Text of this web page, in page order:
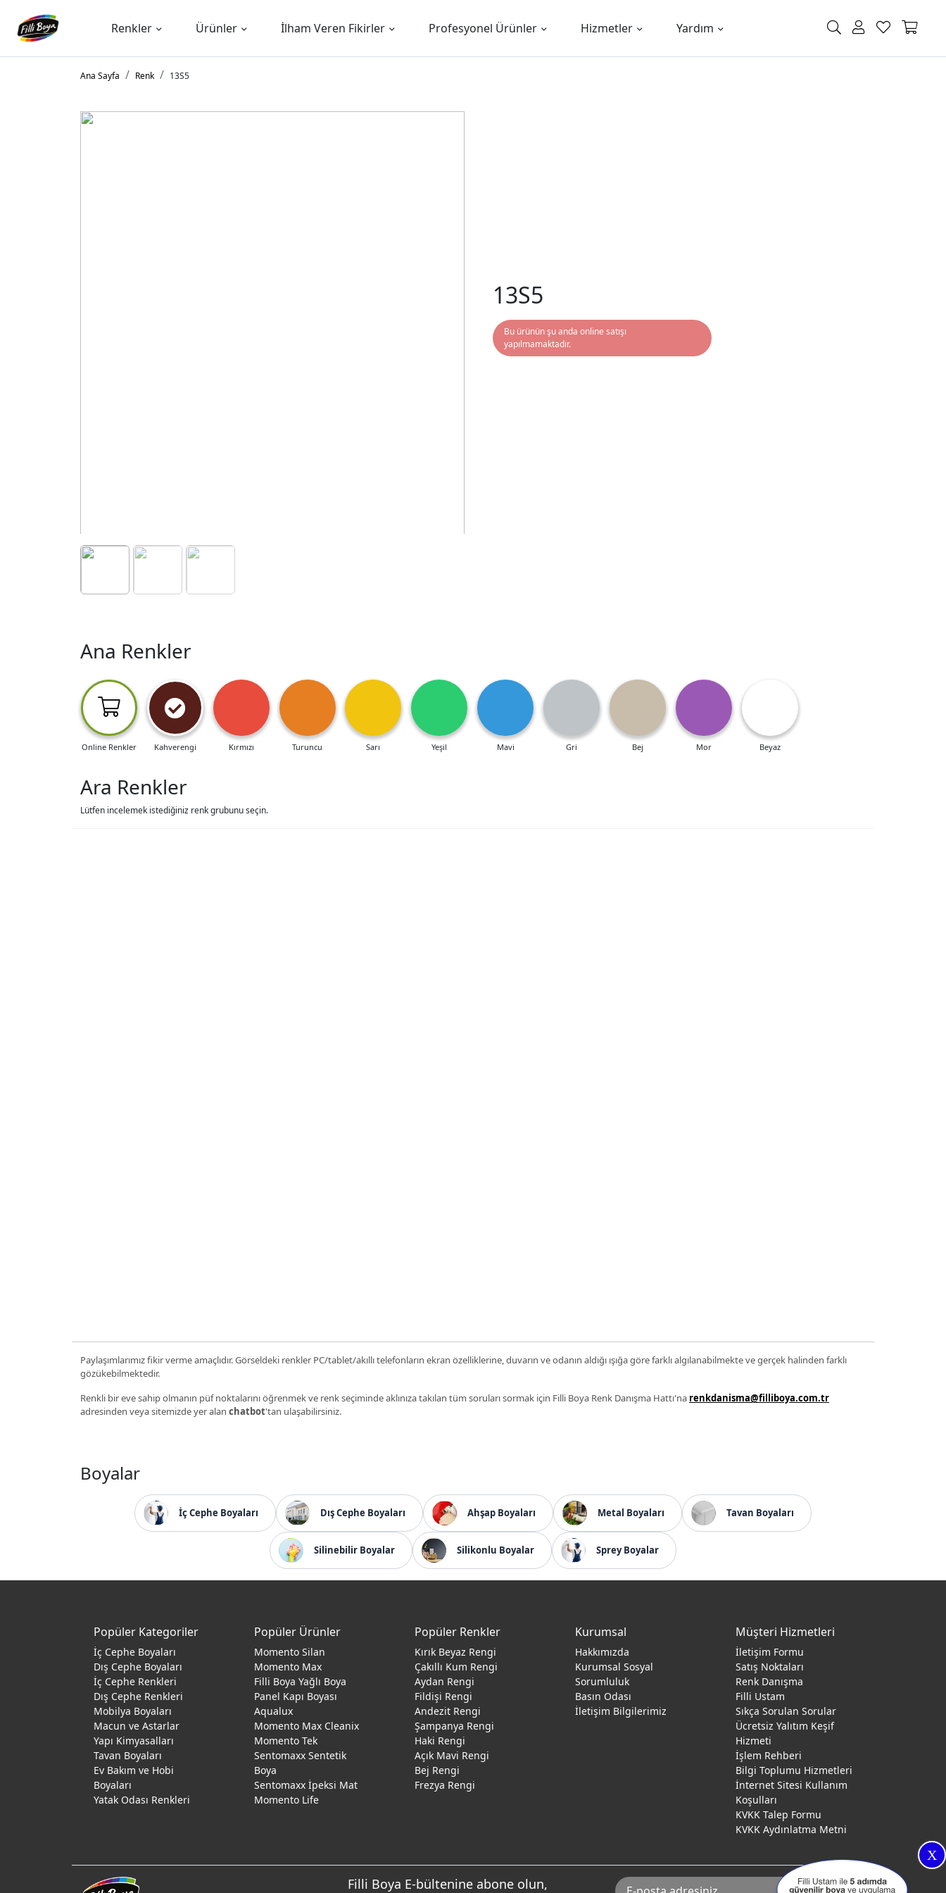
Renkler Ürünler İlham Veren Fikirler Profesyonel Ürünler Hizmetler Yardım
Ana Sayfa Renk 13S5
13S5
Bu ürünün şu anda online satışı
yapılmamaktadır.
Ana Renkler
Online Renkler Kahverengi Kırmızı Turuncu Sarı Yeşil Mavi Gri Bej Mor Beyaz
Ara Renkler
Lütfen incelemek istediğiniz renk grubunu seçin.
Paylaşımlarımız fikir verme amaçlıdır. Görseldeki renkler PC/tablet/akıllı telefonların ekran özelliklerine, duvarın ve odanın aldığı ışığa göre farklı algılanabilmekte ve gerçek halinden farklı
gözükebilmektedir.
Renkli bir eve sahip olmanın püf noktalarını öğrenmek ve renk seçiminde aklınıza takılan tüm soruları sormak için Filli Boya Renk Danışma Hattı'na renkdanisma@filliboya.com.tr
adresinden veya sitemizde yer alan chatbot'tan ulaşabilirsiniz.
Boyalar
İç Cephe Boyaları Dış Cephe Boyaları Ahşap Boyaları Metal Boyaları Tavan Boyaları
Silinebilir Boyalar Silikonlu Boyalar Sprey Boyalar
X
Popüler Kategoriler
İç Cephe Boyaları
Dış Cephe Boyaları
İç Cephe Renkleri
Dış Cephe Renkleri
Mobilya Boyaları
Macun ve Astarlar
Yapı Kimyasalları
Tavan Boyaları
Ev Bakım ve Hobi
Boyaları
Yatak Odası Renkleri
Popüler Ürünler
Momento Silan
Momento Max
Filli Boya Yağlı Boya
Panel Kapı Boyası
Aqualux
Momento Max Cleanix
Momento Tek
Sentomaxx Sentetik
Boya
Sentomaxx İpeksi Mat
Momento Life
Popüler Renkler
Kırık Beyaz Rengi
Çakıllı Kum Rengi
Aydan Rengi
Fildişi Rengi
Andezit Rengi
Şampanya Rengi
Haki Rengi
Açık Mavi Rengi
Bej Rengi
Frezya Rengi
Kurumsal
Hakkımızda
Kurumsal Sosyal
Sorumluluk
Basın Odası
İletişim Bilgilerimiz
Müşteri Hizmetleri
İletişim Formu
Satış Noktaları
Renk Danışma
Filli Ustam
Sıkça Sorulan Sorular
Ücretsiz Yalıtım Keşif
Hizmeti
İşlem Rehberi
Bilgi Toplumu Hizmetleri
İnternet Sitesi Kullanım
Koşulları
KVKK Talep Formu
KVKK Aydınlatma Metni
Filli Boya E-bültenine abone olun,